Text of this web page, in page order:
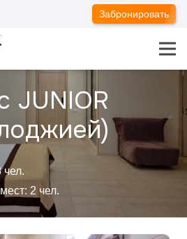
Забронировать
JUNIOR
чел.
2 чел.